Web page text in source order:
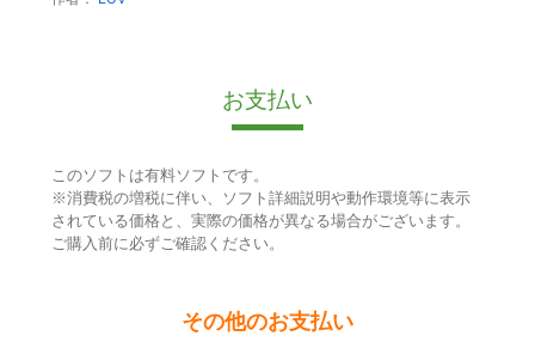
お支払い
このソフトは有料ソフトです。
※消費税の増税に伴い、ソフト詳細説明や動作環境等に表示
されている価格と、実際の価格が異なる場合がございます。
ご購入前に必ずご確認ください。
その他のお支払い